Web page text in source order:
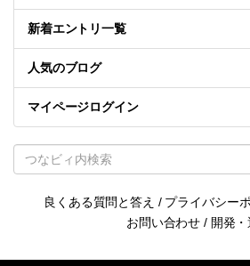
新着エントリ一覧
人気のブログ
マイページログイン
良くある質問と答え / プライバシー
お問い合わせ / 開発